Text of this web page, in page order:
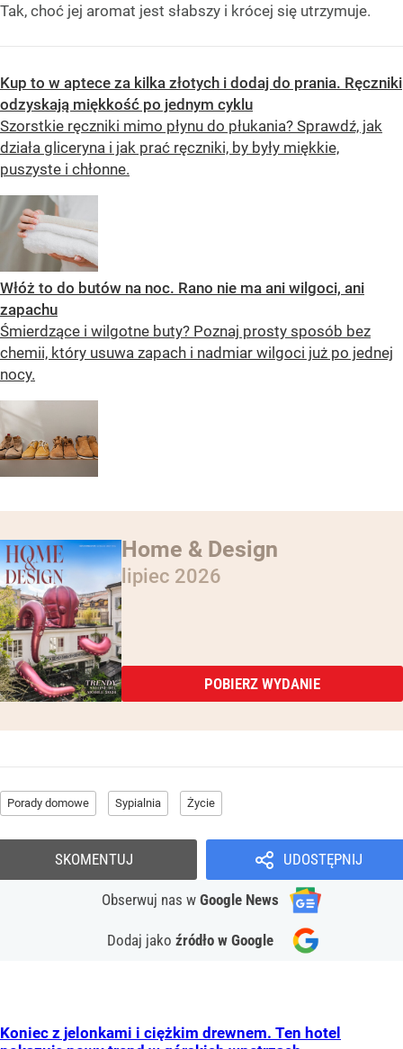
Tak, choć jej aromat jest słabszy i krócej się utrzymuje.
Kup to w aptece za kilka złotych i dodaj do prania. Ręczniki
odzyskają miękkość po jednym cyklu
Szorstkie ręczniki mimo płynu do płukania? Sprawdź, jak
działa gliceryna i jak prać ręczniki, by były miękkie,
puszyste i chłonne.
Włóż to do butów na noc. Rano nie ma ani wilgoci, ani
zapachu
Śmierdzące i wilgotne buty? Poznaj prosty sposób bez
chemii, który usuwa zapach i nadmiar wilgoci już po jednej
nocy.
Home & Design
lipiec 2026
POBIERZ WYDANIE
Porady domowe Sypialnia Życie
UDOSTĘPNIJ
Obserwuj nas w Google News
Dodaj jako źródło w Google
SKOMENTUJ
Koniec z jelonkami i ciężkim drewnem. Ten hotel